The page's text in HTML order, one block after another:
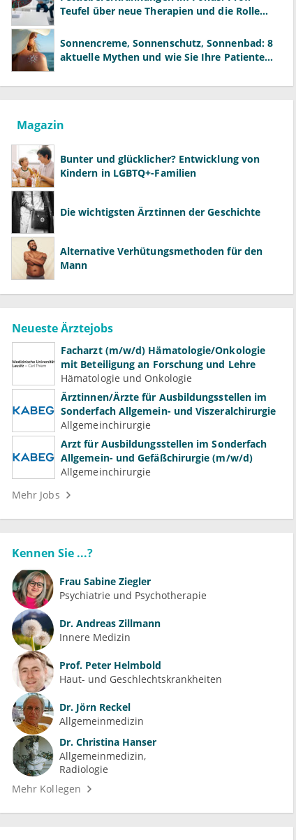
Teufel über neue Therapien und die Rolle
Sonnencreme, Sonnenschutz, Sonnenbad: 8
aktuelle Mythen und wie Sie Ihre Patienten
Magazin
Bunter und glücklicher? Entwicklung von
Kindern in LGBTQ+-Familien
Die wichtigsten Ärztinnen der Geschichte
Alternative Verhütungsmethoden für den
Mann
Neueste Ärztejobs
Facharzt (m/w/d) Hämatologie/Onkologie
mit Beteiligung an Forschung und Lehre
Hämatologie und Onkologie
Ärztinnen/Ärzte für Ausbildungsstellen im
Sonderfach Allgemein- und Viszeralchirurgie
Allgemeinchirurgie
Arzt für Ausbildungsstellen im Sonderfach
Allgemein- und Gefäßchirurgie (m/w/d)
Allgemeinchirurgie
Mehr Jobs
Kennen Sie ...?
Frau Sabine Ziegler
Psychiatrie und Psychotherapie
Dr. Andreas Zillmann
Innere Medizin
Prof. Peter Helmbold
Haut- und Geschlechtskrankheiten
Dr. Jörn Reckel
Allgemeinmedizin
Dr. Christina Hanser
Allgemeinmedizin
Radiologie
Mehr Kollegen